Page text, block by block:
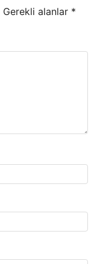
Gerekli alanlar *